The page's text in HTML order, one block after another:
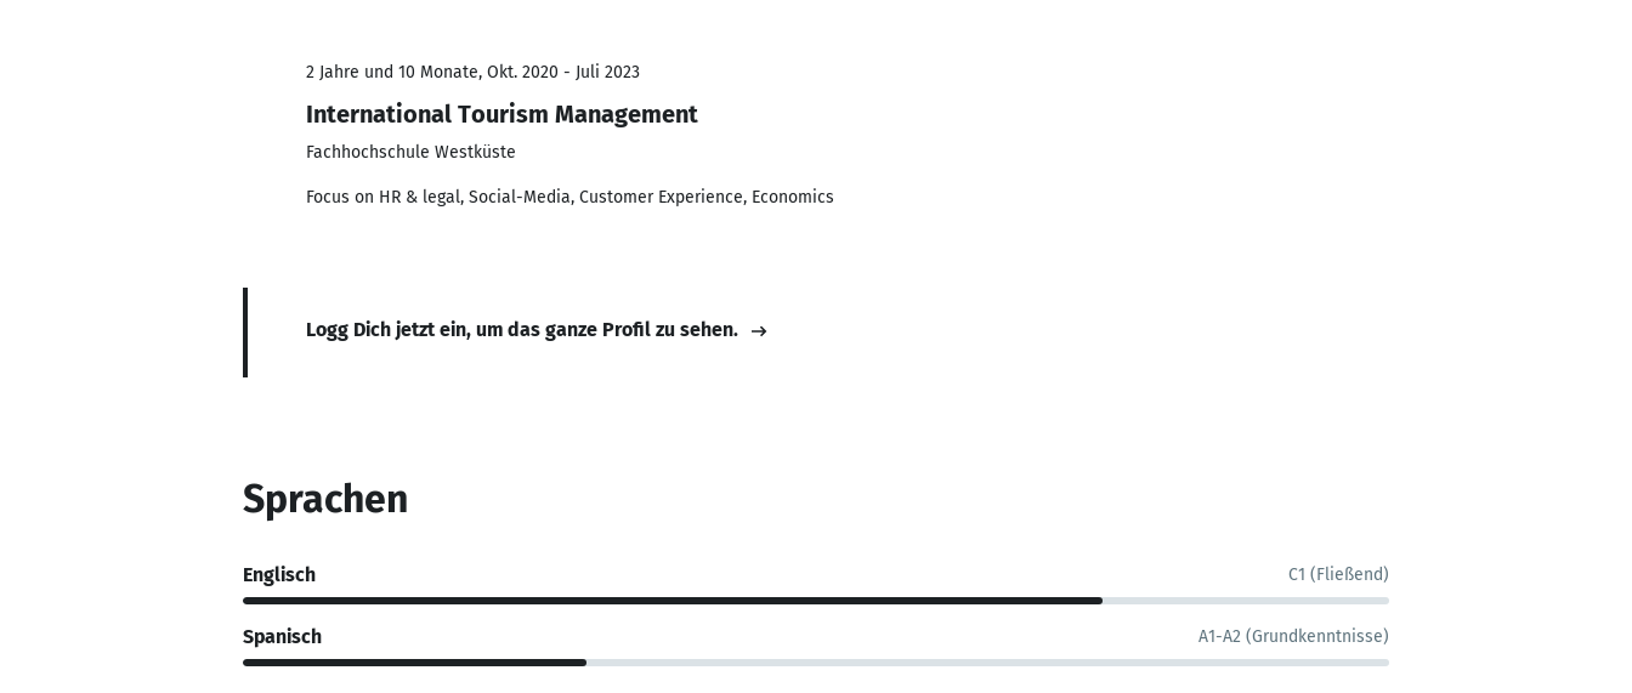
2 Jahre und 10 Monate, Okt. 2020 - Juli 2023
International Tourism Management
Fachhochschule Westküste
Focus on HR & legal, Social-Media, Customer Experience, Economics
Logg Dich jetzt ein, um das ganze Profil zu sehen.
Sprachen
Englisch C1 (Fließend)
Spanisch A1-A2 (Grundkenntnisse)